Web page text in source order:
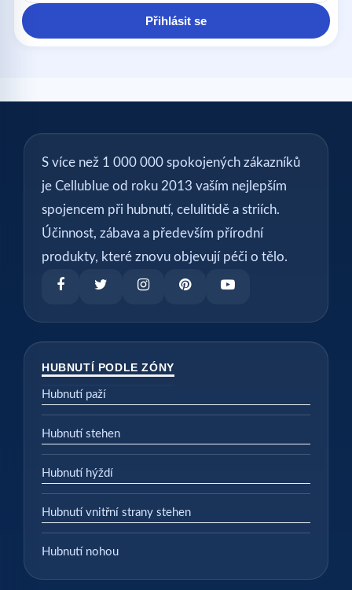
Přihlásit se
S více než 1 000 000 spokojených zákazníků
je Cellublue od roku 2013 vaším nejlepším
spojencem při hubnutí, celulitidě a striích.
Účinnost, zábava a především přírodní
produkty, které znovu objevují péči o tělo.
HUBNUTÍ PODLE ZÓNY
Hubnutí paží
Hubnutí stehen
Hubnutí hýždí
Hubnutí vnitřní strany stehen
Hubnutí nohou